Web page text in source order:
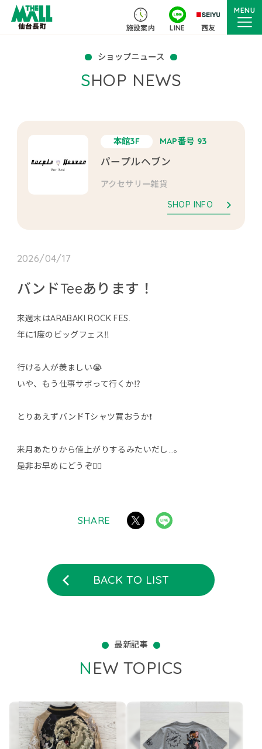
施設案内 LINE 西友
MENU
ショップニュース
SHOP NEWS
本館3F MAP番号 93
パープルヘブン
アクセサリー雑貨
SHOP INFO
2026/04/17
バンドTeeあります！
来週末はARABAKI ROCK FES.
年に1度のビッグフェス‼️
行ける人が羨ましい😭
いや、もう仕事サボって行くか⁉️
とりあえずバンドTシャツ買おうか❗️
来月あたりから値上がりするみたいだし…。
是非お早めにどうぞ🙇‍♂️
SHARE
BACK TO LIST
最新記事
NEW TOPICS